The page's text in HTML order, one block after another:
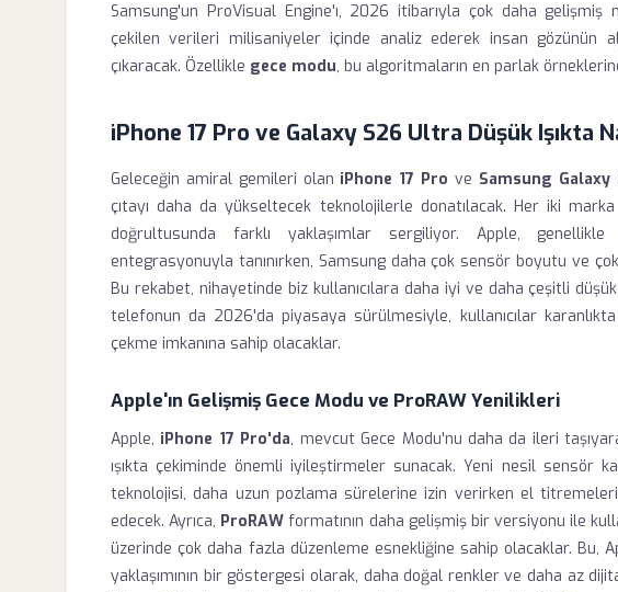
Samsung'un ProVisual Engine'ı, 2026 itibarıyla çok daha
çekilen verileri milisaniyeler içinde analiz ederek insan gözünün
çıkaracak. Özellikle gece modu, bu algoritmaların en parlak
iPhone 17 Pro ve Galaxy S26 Ultra Düşük Işıkta
Geleceğin amiral gemileri olan iPhone 17 Pro ve Samsung
çıtayı daha da yükseltecek teknolojilerle donatılacak. Her iki
doğrultusunda farklı yaklaşımlar sergiliyor. Apple, genellikle
entegrasyonuyla tanınırken, Samsung daha çok sensör boyutu ve
Bu rekabet, nihayetinde biz kullanıcılara daha iyi ve daha çeşitli
telefonun da 2026'da piyasaya sürülmesiyle, kullanıcılar
çekme imkanına sahip olacaklar.
Apple'ın Gelişmiş Gece Modu ve ProRAW Yenilikleri
Apple, iPhone 17 Pro'da, mevcut Gece Modu'nu daha da ileri
ışıkta çekiminde önemli iyileştirmeler sunacak. Yeni nesil sensör
teknolojisi, daha uzun pozlama sürelerine izin verirken el
edecek. Ayrıca, ProRAW formatının daha gelişmiş bir versiyonu ile
üzerinde çok daha fazla düzenleme esnekliğine sahip olacaklar. Bu,
yaklaşımının bir göstergesi olarak, daha doğal renkler ve daha az